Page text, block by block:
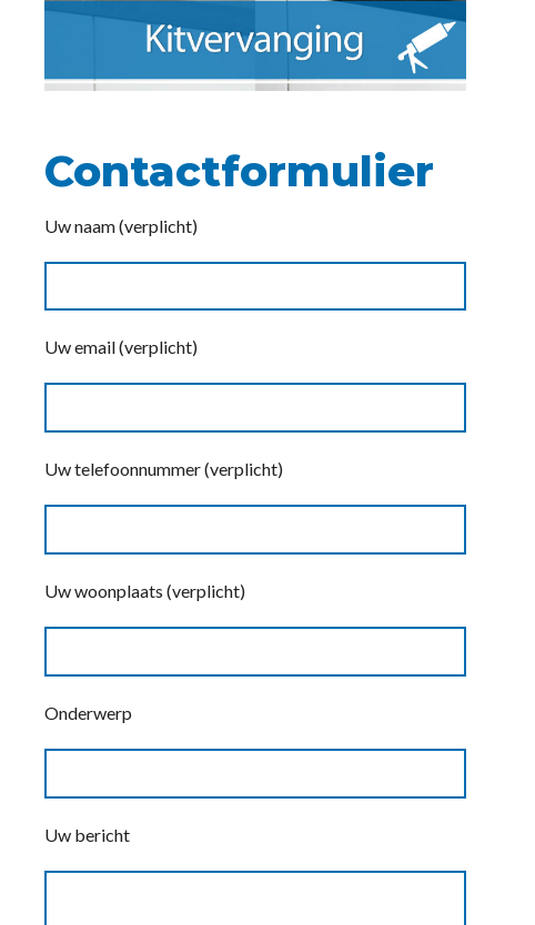
Contactformulier
Uw naam (verplicht)
Uw email (verplicht)
Uw telefoonnummer (verplicht)
Uw woonplaats (verplicht)
Onderwerp
Uw bericht